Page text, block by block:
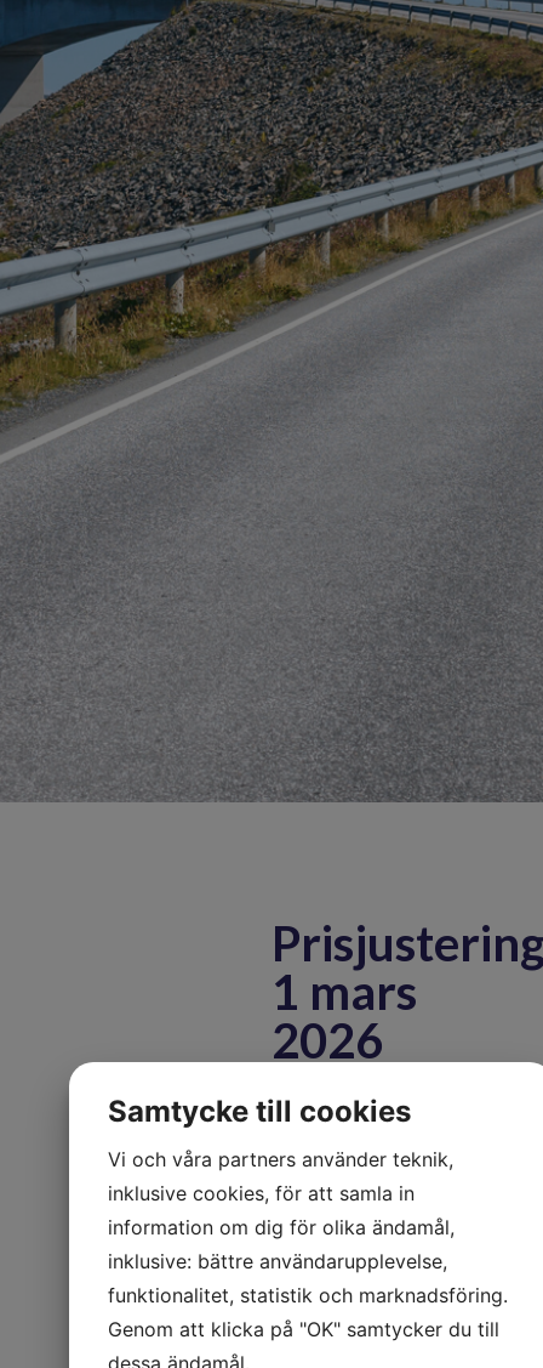
1 mars
2026
Vi vill börja med att tacka er
för det fortsatta förtroendet
och samarbetet. Det är
genom långsiktiga relationer
och gemensam utveckling
som vi tillsammans skapar
stabila och
konkurrenskraftiga
Samtycke till cookies
Vi och våra partners använder teknik,
inklusive cookies, för att samla in
information om dig för olika ändamål,
inklusive: bättre användarupplevelse,
funktionalitet, statistik och marknadsföring.
Genom att klicka på "OK" samtycker du till
dessa ändamål.